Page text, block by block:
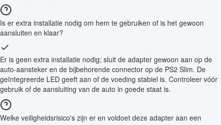
Is er extra installatie nodig om hem te gebruiken of is het gewoon
aansluiten en klaar?
Er is geen extra installatie nodig; sluit de adapter gewoon aan op de
auto-aansteker en de bijbehorende connector op de PS2 Slim. De
geïntegreerde LED geeft aan of de voeding stabiel is. Controleer vóór
gebruik of de aansluiting van de auto in goede staat is.
Welke veiligheidsrisico's zijn er en voldoet deze adapter aan een